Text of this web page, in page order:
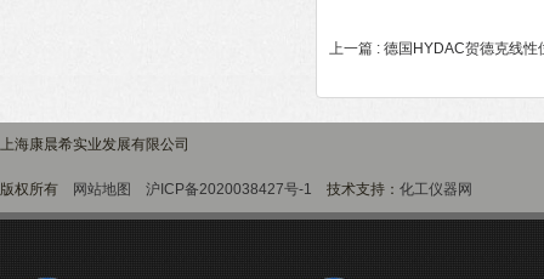
上一篇 : 德国HYDAC贺德克线性
上海康晨希实业发展有限公司
版权所有 网站地图 沪ICP备2020038427号-1 技术支持： 化工仪器网